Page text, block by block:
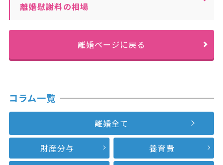
離婚慰謝料の相場
離婚ページに戻る
コラム一覧
離婚全て
財産分与
養育費